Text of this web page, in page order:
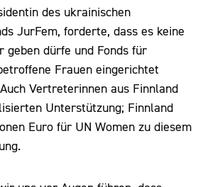
des ukrainischen
JurFem, forderte, dass es keine
geben dürfe und Fonds für
Frauen eingerichtet
Vertreterinnen aus Finnland
Unterstützung; Finnland
Euro für UN Women zu diesem